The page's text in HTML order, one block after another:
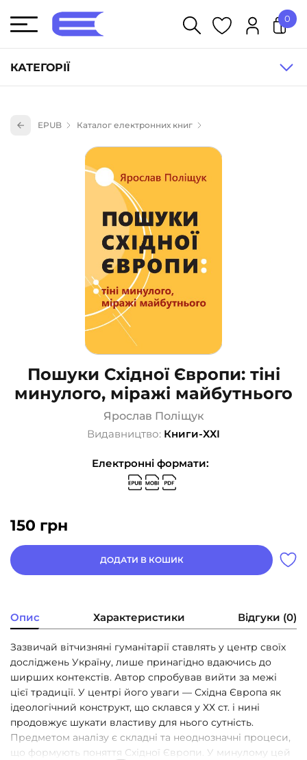
КАТЕГОРІЇ
Книги для дітей (836)
Книги для підлітків (240)
Науково-популярна література (1015)
Навчальна література та посібники (527)
Енциклопедії, довідники, словники (55)
Подарункові сертифікати (1)
0
EPUB Каталог електронних книг
Пошуки Східної Європи: тіні
минулого, міражі майбутнього
Ярослав Поліщук
Видавництво: Книги-ХХІ
Електронні формати:
150 грн
ДОДАТИ В КОШИК
Опис Характеристики Відгуки (0)
Зазвичай вітчизняні гуманітарії ставлять у центр своїх
досліджень Україну, лише принагідно вдаючись до
ширших контекстів. Автор спробував вийти за межі
цієї традиції. У центрі його уваги — Східна Європа як
ідеологічний конструкт, що склався у ХХ ст. і нині
продовжує шукати властиву для нього сутність.
Предметом аналізу є складні та неоднозначні процеси,
що формують поняття Східної Європи. У минулому цей